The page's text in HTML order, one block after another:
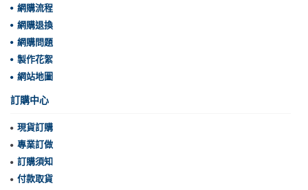
網購流程
網購退換
網購問題
製作花絮
網站地圖
訂購中心
現貨訂購
專業訂做
訂購須知
付款取貨